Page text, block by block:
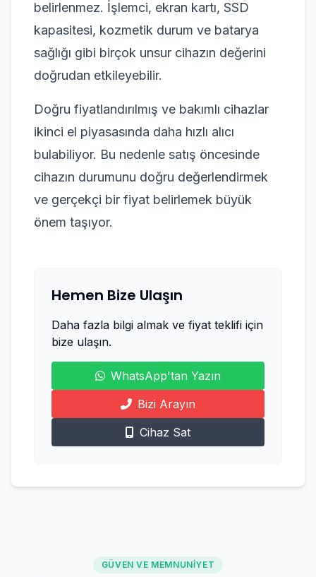
belirlenmez. İşlemci, ekran kartı, SSD
kapasitesi, kozmetik durum ve batarya
sağlığı gibi birçok unsur cihazın değerini
doğrudan etkileyebilir.
Doğru fiyatlandırılmış ve bakımlı cihazlar
ikinci el piyasasında daha hızlı alıcı
bulabiliyor. Bu nedenle satış öncesinde
cihazın durumunu doğru değerlendirmek
ve gerçekçi bir fiyat belirlemek büyük
önem taşıyor.
Hemen Bize Ulaşın
Daha fazla bilgi almak ve fiyat teklifi için
bize ulaşın.
WhatsApp'tan Yazın
Bizi Arayın
Cihaz Sat
GÜVEN VE MEMNUNIYET